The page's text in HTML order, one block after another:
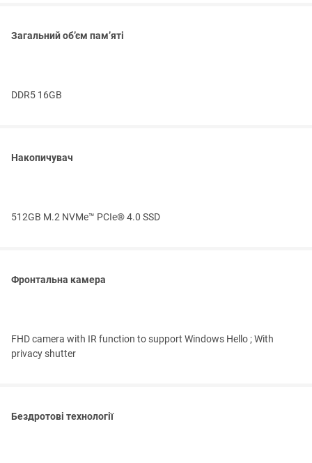
Загальний об’єм пам’яті
DDR5 16GB
Накопичувач
512GB M.2 NVMe™ PCIe® 4.0 SSD
Фронтальна камера
FHD camera with IR function to support Windows Hello ; With
privacy shutter
Бездротові технології